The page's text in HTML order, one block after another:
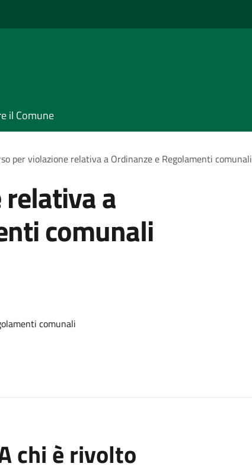
il Comune
per violazione relativa a Ordinanze e Regolamenti comunali
a
comunali
comunali
chi è rivolto